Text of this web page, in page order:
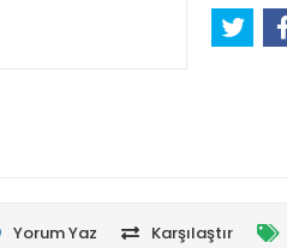
Yorum Yaz Karşılaştır